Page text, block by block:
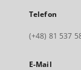
Telefon
(+48) 81 537
E-Mail